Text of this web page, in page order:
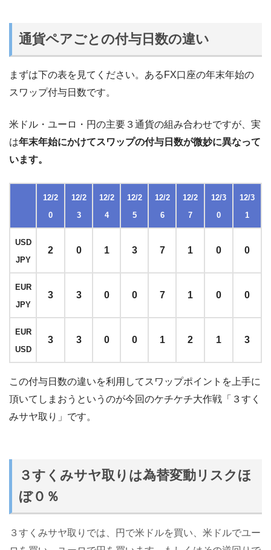
通貨ペアごとの付与日数の違い
まずは下の表を見てください。あるFX口座の年末年始の
スワップ付与日数です。
米ドル・ユーロ・円の主要３通貨の組み合わせですが、実
は年末年始にかけてスワップの付与日数が微妙に異なって
います。
12/2
0
12/2
3
12/2
4
12/2
5
12/2
6
12/2
7
12/3
0
12/3
1
USD
JPY
2 0 1 3 7 1 0 0
EUR
JPY
3 3 0 0 7 1 0 0
EUR
USD
3 3 0 0 1 2 1 3
この付与日数の違いを利用してスワップポイントを上手に
頂いてしまおうというのが今回のケチケチ大作戦「３すく
みサヤ取り」です。
３すくみサヤ取りは為替変動リスクほ
ぼ０％
３すくみサヤ取りでは、円で米ドルを買い、米ドルでユー